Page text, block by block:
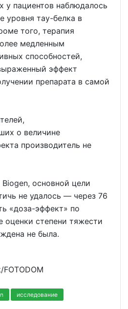
у пациентов наблюдалось
уровня тау-белка в
того, терапия
медленным
способностей,
эффект
препарата в самой
о величине
производитель не
основной цели
не удалось — через 76
«доза-эффект» по
оценки степени тяжести
не была.
исследование